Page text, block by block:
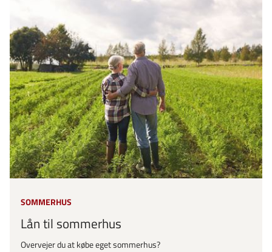
SOMMERHUS
Lån til sommerhus
Overvejer du at købe eget sommerhus?